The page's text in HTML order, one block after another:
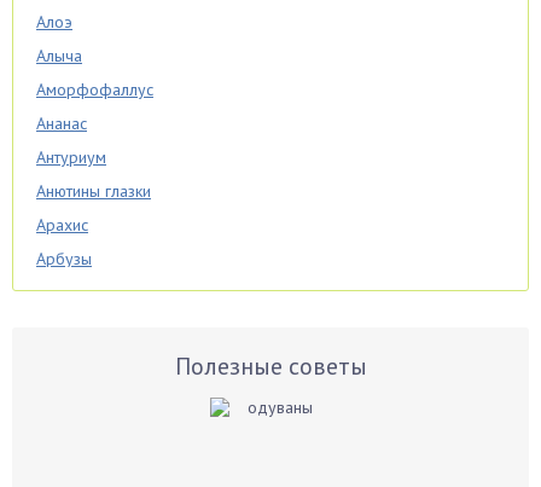
Алоэ
Алыча
Аморфофаллус
Ананас
Антуриум
Анютины глазки
Арахис
Арбузы
Аспарагус
Полезные советы